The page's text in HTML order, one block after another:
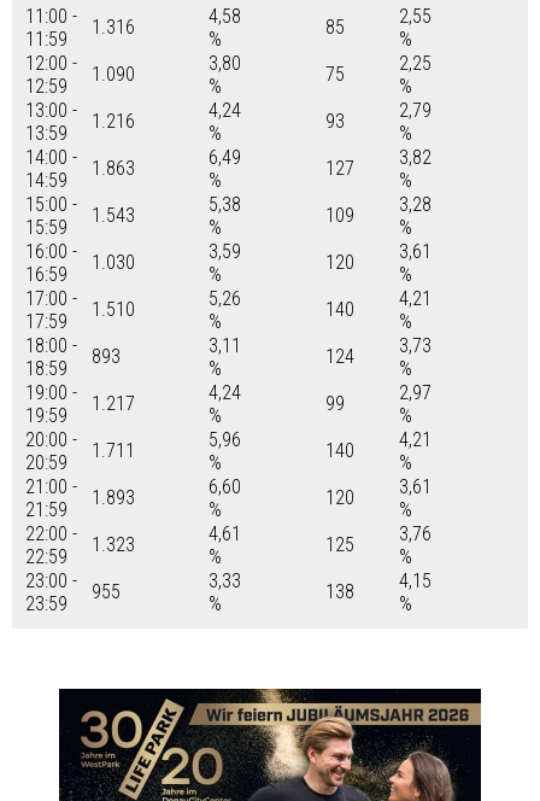
11:00 -
11:59
1.316
4,58
%
85
2,55
%
12:00 -
12:59
1.090
3,80
%
75
2,25
%
13:00 -
13:59
1.216
4,24
%
93
2,79
%
14:00 -
14:59
1.863
6,49
%
127
3,82
%
15:00 -
15:59
1.543
5,38
%
109
3,28
%
16:00 -
16:59
1.030
3,59
%
120
3,61
%
17:00 -
17:59
1.510
5,26
%
140
4,21
%
18:00 -
18:59
893
3,11
%
124
3,73
%
19:00 -
19:59
1.217
4,24
%
99
2,97
%
20:00 -
20:59
1.711
5,96
%
140
4,21
%
21:00 -
21:59
1.893
6,60
%
120
3,61
%
22:00 -
22:59
1.323
4,61
%
125
3,76
%
23:00 -
23:59
955
3,33
%
138
4,15
%